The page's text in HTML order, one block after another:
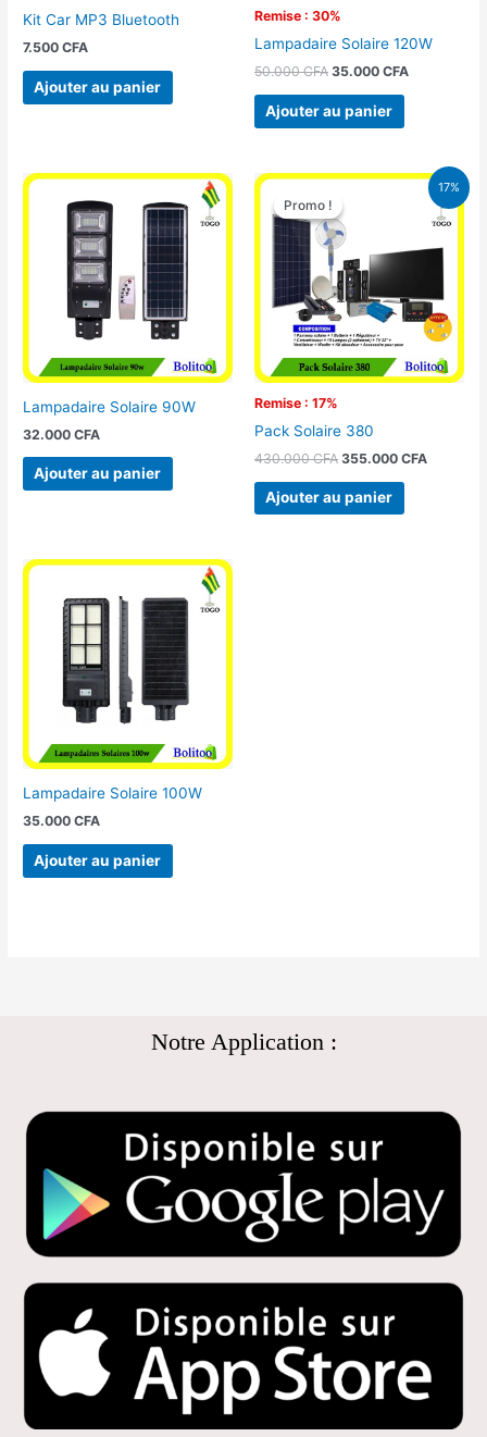
Kit Car MP3 Bluetooth
7.500CFA
Ajouter au panier
Remise : 30%
Lampadaire Solaire 120W
50.000CFA 35.000 CFA
Ajouter au panier
Lampadaire Solaire 90W
32.000CFA
Ajouter au panier
17%
Promo !
Remise : 17%
Promo !
Pack Solaire 380
430.000CFA
Le
initial
était :
430.000 CFA.
355.000 CFA
Le
prix
actuel
355.000
Ajouter au panier
Lampadaire Solaire 100W
35.000CFA
Ajouter au panier
Notre Application :